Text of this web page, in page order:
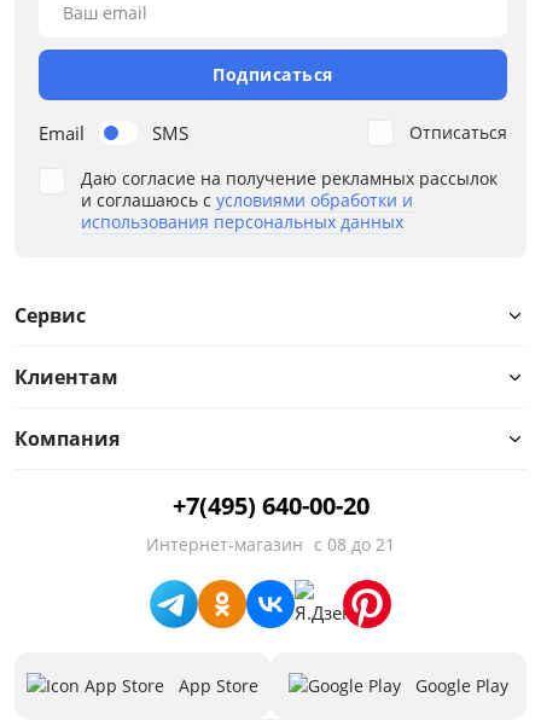
Шкафы прямые
Цвет
Коричневый
Размер
Email SMS
Ваш email
Подписаться
Даю согласие на получение рекламных рассылок
и соглашаюсь с условиями обработки и
использования персональных данных
Отписаться
Сервис
Клиентам
Компания
+7(495) 640-00-20
Интернет-магазин с 08 до 21
App Store Google Play